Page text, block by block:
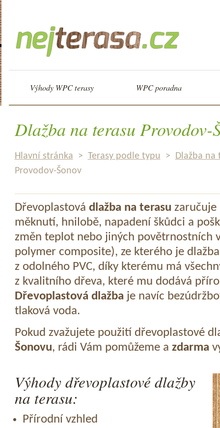
Výhody WPC terasy WPC poradna
Dlažba na terasu Provodov-
Hlavní stránka > Terasy podle typu >
Dlažba na
Provodov-Šonov
Dřevoplastová dlažba na terasu zaručuje
měknutí, hnilobě, napadení škůdci a
změn teplot nebo jiných povětrnostních
polymer composite), ze kterého je
z odolného PVC, díky kterému má
z kvalitního dřeva, které mu dodává
Dřevoplastová dlažba je navíc
tlaková voda.
Pokud zvažujete použití dřevoplastové
Šonovu, rádi Vám pomůžeme a zdarma
Výhody dřevoplastové dlažby
na terasu:
Přírodní vzhled